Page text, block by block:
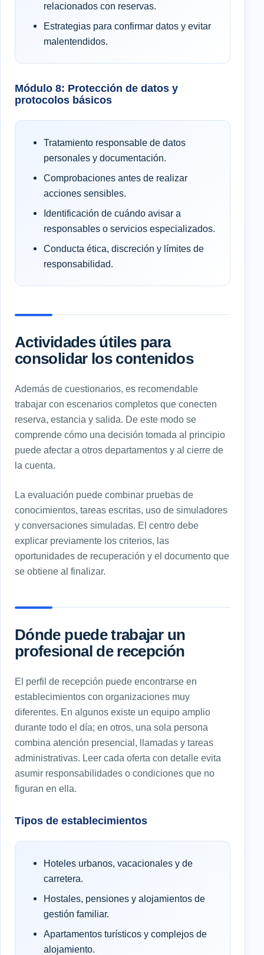
relacionados con reservas.
Estrategias para confirmar datos y evitar
malentendidos.
Módulo 8: Protección de datos y
protocolos básicos
Tratamiento responsable de datos
personales y documentación.
Comprobaciones antes de realizar
acciones sensibles.
Identificación de cuándo avisar a
responsables o servicios especializados.
Conducta ética, discreción y límites de
responsabilidad.
Actividades útiles para
consolidar los contenidos
Además de cuestionarios, es recomendable
trabajar con escenarios completos que conecten
reserva, estancia y salida. De este modo se
comprende cómo una decisión tomada al principio
puede afectar a otros departamentos y al cierre de
la cuenta.
La evaluación puede combinar pruebas de
conocimientos, tareas escritas, uso de simuladores
y conversaciones simuladas. El centro debe
explicar previamente los criterios, las
oportunidades de recuperación y el documento que
se obtiene al finalizar.
Dónde puede trabajar un
profesional de recepción
El perfil de recepción puede encontrarse en
establecimientos con organizaciones muy
diferentes. En algunos existe un equipo amplio
durante todo el día; en otros, una sola persona
combina atención presencial, llamadas y tareas
administrativas. Leer cada oferta con detalle evita
asumir responsabilidades o condiciones que no
figuran en ella.
Tipos de establecimientos
Hoteles urbanos, vacacionales y de
carretera.
Hostales, pensiones y alojamientos de
gestión familiar.
Apartamentos turísticos y complejos de
alojamiento.